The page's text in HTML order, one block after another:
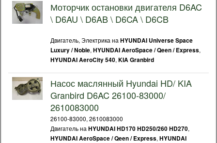
Моторчик остановки двигателя D6AC
\ D6AU \ D6AB \ D6CA \ D6CB
Двигатель, Электрика на HYUNDAI Universe Space
Luxury / Noble, HYUNDAI AeroSpace / Qeen / Express,
HYUNDAI AeroCity 540, KIA Granbird
Насос маслянный Hyundai HD/ KIA
Granbird D6AC 26100-83000/
2610083000
26100-83000, 2610083000
Двигатель на HYUNDAI HD170 HD250/260 HD270,
HYUNDAI AeroSpace / Qeen / Express, HYUNDAI